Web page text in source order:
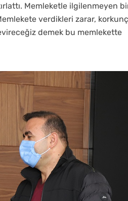
Memleketle ilgilenmeyen
verdikleri zarar, korkunç
demek bu memlekette